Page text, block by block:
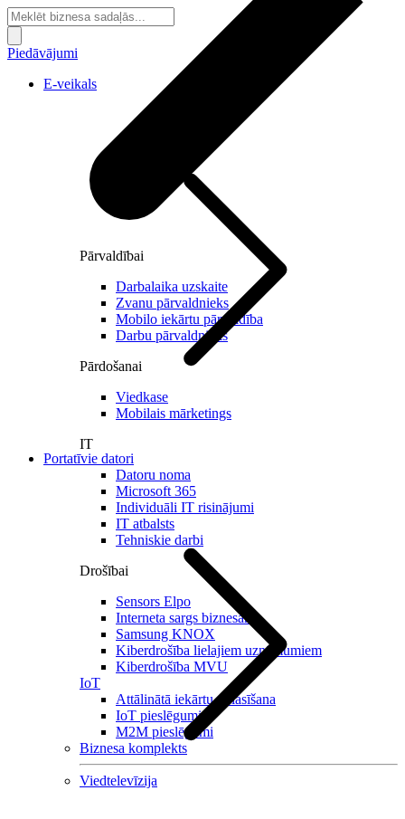
Pārvaldībai
Darbalaika uzskaite
Zvanu pārvaldnieks
Mobilo iekārtu pārvaldība
Darbu pārvaldnieks
Pārdošanai
Viedkase
Mobilais mārketings
IT
Datoru noma
Microsoft 365
Individuāli IT risinājumi
IT atbalsts
Tehniskie darbi
Drošībai
Sensors Elpo
Interneta sargs biznesam
Samsung KNOX
Kiberdrošība lielajiem uzņēmumiem
Kiberdrošība MVU
IoT
Attālinātā iekārtu nolasīšana
IoT pieslēgumi
M2M pieslēgumi
Biznesa komplekts
Viedtelevīzija
Piedāvājumi
E-veikals
Portatīvie datori